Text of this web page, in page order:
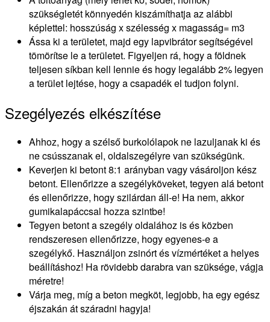
szükségletét könnyedén kiszámíthatja az alábbi
képlettel: hosszúság x szélesség x magasság= m3
Ássa ki a területet, majd egy lapvibrátor segítségével
tömörítse le a területet. Figyeljen rá, hogy a földnek
teljesen síkban kell lennie és hogy legalább 2% legyen
a terület lejtése, hogy a csapadék el tudjon folyni.
Szegélyezés elkészítése
Ahhoz, hogy a szélső burkolólapok ne lazuljanak ki és
ne csússzanak el, oldalszegélyre van szükségünk.
Keverjen ki betont 8:1 arányban vagy vásároljon kész
betont. Ellenőrizze a szegélyköveket, tegyen alá betont
és ellenőrizze, hogy szilárdan áll-e! Ha nem, akkor
gumikalapáccsal hozza szintbe!
Tegyen betont a szegély oldalához is és közben
rendszeresen ellenőrizze, hogy egyenes-e a
szegélykő. Használjon zsinórt és vízmértéket a helyes
beállításhoz! Ha rövidebb darabra van szüksége, vágja
méretre!
Várja meg, míg a beton megköt, legjobb, ha egy egész
éjszakán át száradni hagyja!